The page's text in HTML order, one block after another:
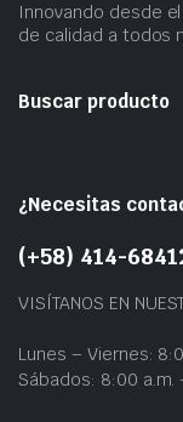
Innovando desde
de calidad a todos
Buscar producto
¿Necesitas
(+58) 414-
VISÍTANOS EN
Lunes – Viernes:
Sábados: 8:00 a.m.